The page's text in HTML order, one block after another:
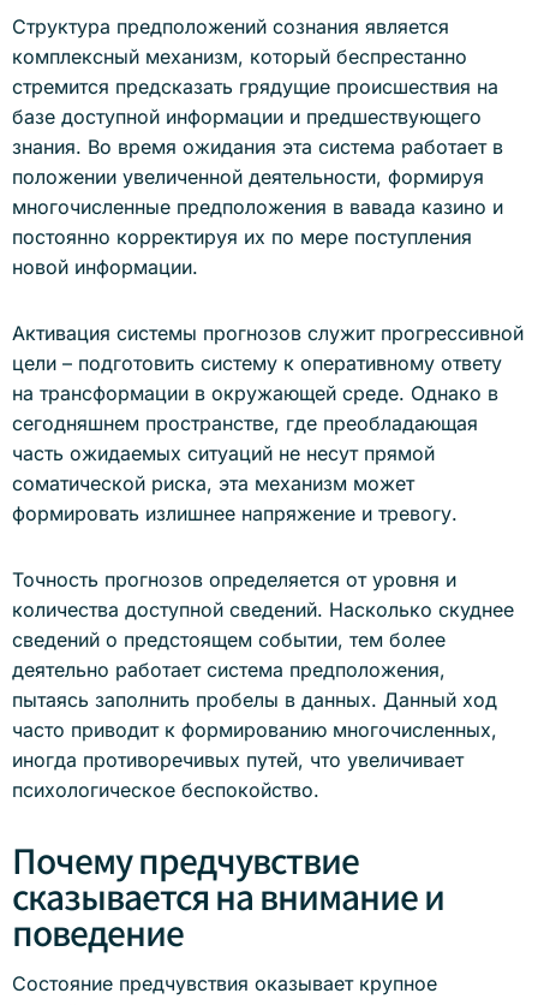
Структура предположений сознания является
комплексный механизм, который беспрестанно
стремится предсказать грядущие происшествия на
базе доступной информации и предшествующего
знания. Во время ожидания эта система работает в
положении увеличенной деятельности, формируя
многочисленные предположения в вавада казино и
постоянно корректируя их по мере поступления
новой информации.
Активация системы прогнозов служит прогрессивной
цели – подготовить систему к оперативному ответу
на трансформации в окружающей среде. Однако в
сегодняшнем пространстве, где преобладающая
часть ожидаемых ситуаций не несут прямой
соматической риска, эта механизм может
формировать излишнее напряжение и тревогу.
Точность прогнозов определяется от уровня и
количества доступной сведений. Насколько скуднее
сведений о предстоящем событии, тем более
деятельно работает система предположения,
пытаясь заполнить пробелы в данных. Данный ход
часто приводит к формированию многочисленных,
иногда противоречивых путей, что увеличивает
психологическое беспокойство.
Почему предчувствие
сказывается на внимание и
поведение
Состояние предчувствия оказывает крупное